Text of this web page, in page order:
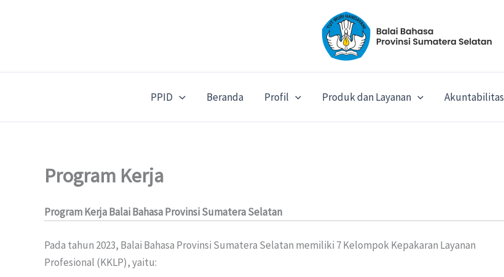
PPID Beranda Profil Produk dan Layanan Akuntabilitas
Program Kerja
Program Kerja Balai Bahasa Provinsi Sumatera Selatan
Pada tahun 2023, Balai Bahasa Provinsi Sumatera Selatan memiliki 7 Kelompok Kepakaran Layanan
Profesional (KKLP), yaitu: